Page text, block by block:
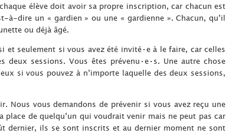
élève doit avoir sa propre inscription, car chacun est
à-dire un « gardien » ou une « gardienne ». Chacun, qu’il
ou déjà âgé.
et seulement si vous avez été invité•e à le faire, car celles
sessions. Vous êtes prévenu•e•s. Une autre chose
si vous pouvez à n’importe laquelle des deux sessions,
Nous vous demandons de prévenir si vous avez reçu une
de quelqu’un qui voudrait venir mais ne peut pas car
dernier, ils se sont inscrits et au dernier moment ne sont